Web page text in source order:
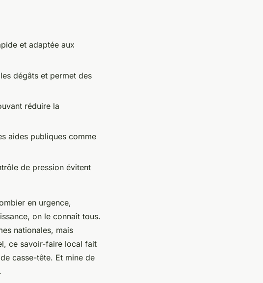
et adaptée aux
dégâts et permet des
réduire la
aides publiques comme
de pression évitent
en urgence,
on le connaît tous.
nationales, mais
ce savoir-faire local fait
casse-tête. Et mine de